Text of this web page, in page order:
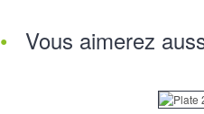
Vous aimerez